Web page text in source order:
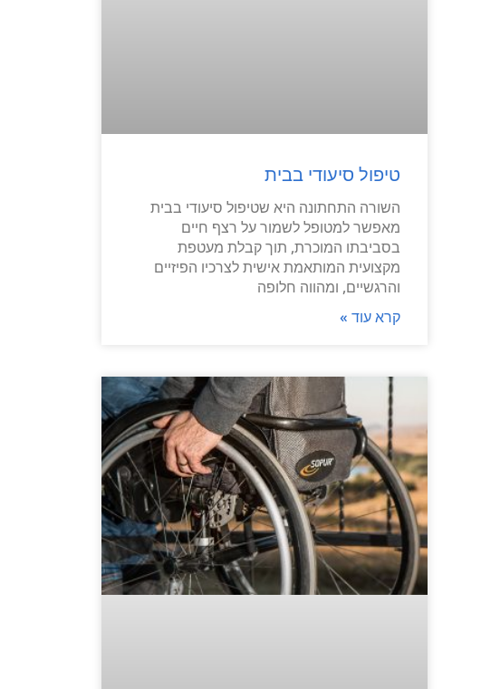
טיפול סיעודי בבית
השורה התחתונה היא שטיפול סיעודי בבית
מאפשר למטופל לשמור על רצף חיים
בסביבתו המוכרת, תוך קבלת מעטפת
מקצועית המותאמת אישית לצרכיו הפיזיים
והרגשיים, ומהווה חלופה
קרא עוד »